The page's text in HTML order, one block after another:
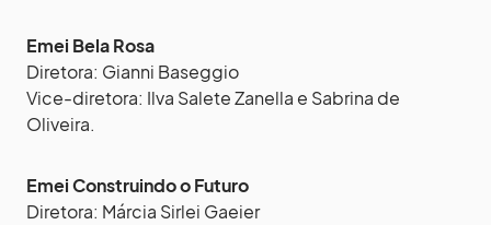
Emei Bela Rosa
Diretora: Gianni Baseggio
Vice-diretora: Ilva Salete Zanella e Sabrina de
Oliveira.
Emei Construindo o Futuro
Diretora: Márcia Sirlei Gaeier